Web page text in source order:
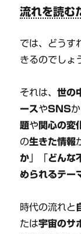
流れを読む
では、どうす
きるのでしょ
それは、世の
ースやSNS
題や 関心の変
の生きた情報
か
どんな
められるテー
時代の流れと
たは宇宙のサ